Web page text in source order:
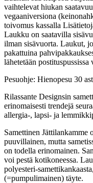
vaihtelevat hiukan
vegaaniversiona
toivomus kassalla
Laukku on saatavilla
ilman sisävuorta. Laukut,
pakattuina
lähetetään postituspussissa
Pesuohje: Hienopesu 30
Rilassante Designsin
erinomaisesti trendejä
allergia-, lapsi- ja
Samettinen
puuvillainen, mutta
on todella erinomainen.
voi pestä kotikoneessa.
polyesteri-
(=pumpulimainen) täyte.